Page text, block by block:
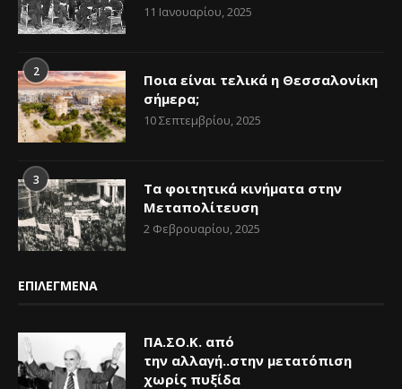
11 Ιανουαρίου, 2025
2
Ποια είναι τελικά η Θεσσαλονίκη
σήμερα;
10 Σεπτεμβρίου, 2025
3
Τα φοιτητικά κινήματα στην
Μεταπολίτευση
2 Φεβρουαρίου, 2025
ΕΠΙΛΕΓΜΕΝΑ
ΠΑ.ΣΟ.Κ. από
την αλλαγή..στην μετατόπιση
χωρίς πυξίδα